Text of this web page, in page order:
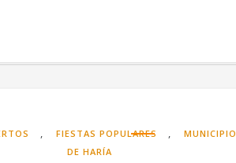
, FIESTAS POPULARES ,
MUNICIPIO
DE HARÍA